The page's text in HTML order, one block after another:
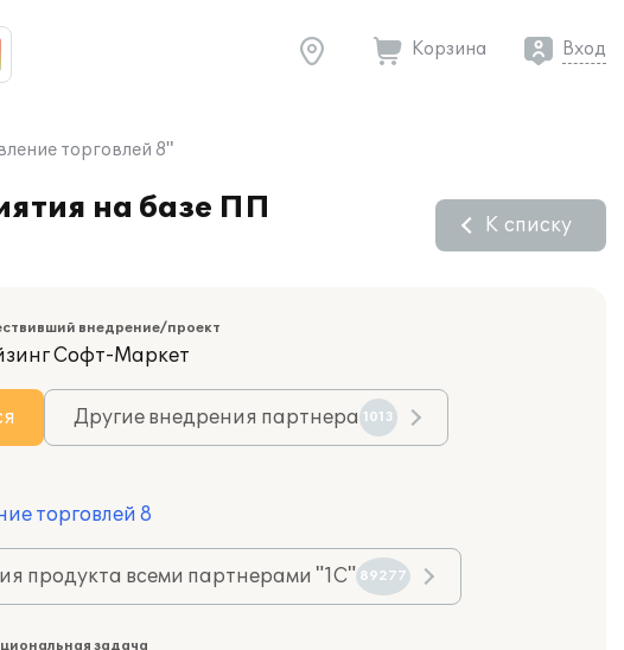
Корзина Вход
торговлей 8"
на базе ПП
К списку
внедрение/проект
Софт-Маркет
Другие внедрения партнера 1013
торговлей 8
продукта всеми партнерами "1С" 89277
задача